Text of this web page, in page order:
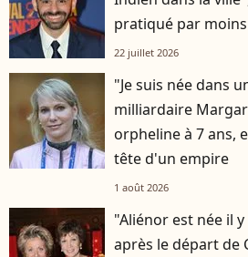
pratiqué par
22 juillet 2026
"Je suis née dans
milliardaire
orpheline à 7 ans,
tête d'un empire
1 août 2026
"Aliénor est née il
après le départ de